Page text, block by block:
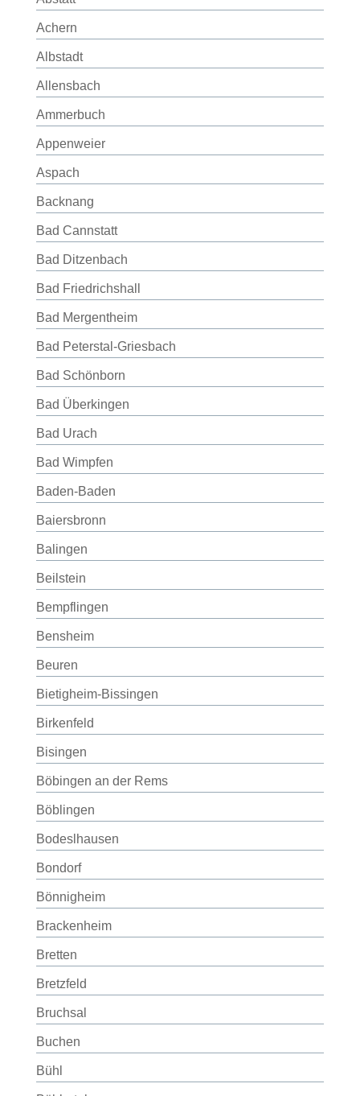
Achern
Albstadt
Allensbach
Ammerbuch
Appenweier
Aspach
Backnang
Bad Cannstatt
Bad Ditzenbach
Bad Friedrichshall
Bad Mergentheim
Bad Peterstal-Griesbach
Bad Schönborn
Bad Überkingen
Bad Urach
Bad Wimpfen
Baden-Baden
Baiersbronn
Balingen
Beilstein
Bempflingen
Bensheim
Beuren
Bietigheim-Bissingen
Birkenfeld
Bisingen
Böbingen an der Rems
Böblingen
Bodeslhausen
Bondorf
Bönnigheim
Brackenheim
Bretten
Bretzfeld
Bruchsal
Buchen
Bühl